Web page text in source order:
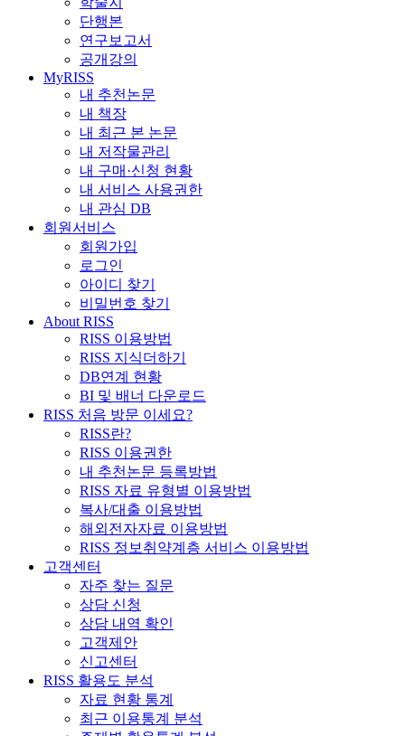
단행본
연구보고서
공개강의
MyRISS
내 추천논문
내 책장
내 최근 본 논문
내 저작물관리
내 구매·신청 현황
내 서비스 사용권한
내 관심 DB
회원서비스
회원가입
로그인
아이디 찾기
비밀번호 찾기
About RISS
RISS 이용방법
RISS 지식더하기
DB연계 현황
BI 및 배너 다운로드
RISS 처음 방문 이세요?
RISS란?
RISS 이용권한
내 추천논문 등록방법
RISS 자료 유형별 이용방법
복사/대출 이용방법
해외전자자료 이용방법
RISS 정보취약계층 서비스 이용방법
고객센터
자주 찾는 질문
상담 신청
상담 내역 확인
고객제안
신고센터
RISS 활용도 분석
자료 현황 통계
최근 이용통계 분석